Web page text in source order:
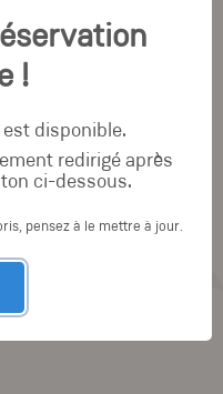
!
disponible.
redirigé après
ci-dessous.
pensez à le mettre à jour.